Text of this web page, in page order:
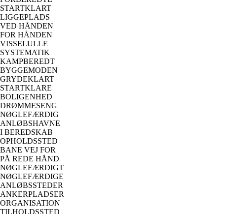
STARTKLART
LIGGEPLADS
VED HÅNDEN
FOR HÅNDEN
VISSELULLE
SYSTEMATIK
KAMPBEREDT
BYGGEMODEN
GRYDEKLART
STARTKLARE
BOLIGENHED
DRØMMESENG
NØGLEFÆRDIG
ANLØBSHAVNE
I BEREDSKAB
OPHOLDSSTED
BANE VEJ FOR
PÅ REDE HÅND
NØGLEFÆRDIGT
NØGLEFÆRDIGE
ANLØBSSTEDER
ANKERPLADSER
ORGANISATION
TILHOLDSSTED